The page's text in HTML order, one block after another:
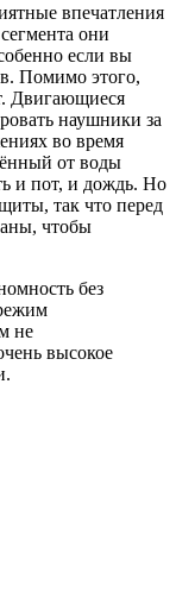
впечатления
они
если вы
Помимо этого,
Двигающиеся
наушники за
во время
от воды
и пот, и дождь. Но
так что перед
чтобы
без
не
высокое